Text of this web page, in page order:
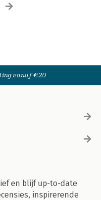
vanaf €20
en blijf up-to-date
inspirerende